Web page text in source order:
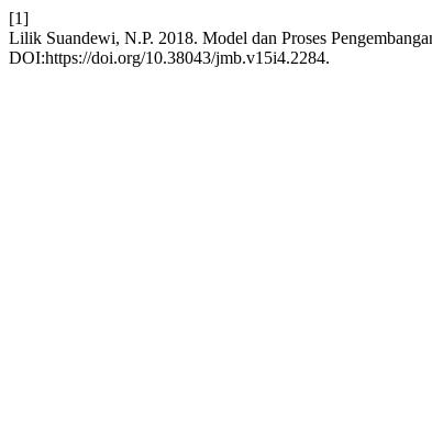
[1]
Lilik Suandewi, N.P. 2018. Model dan Proses
DOI:https://doi.org/10.38043/jmb.v15i4.2284.